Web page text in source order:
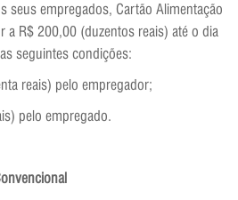
seus empregados, Cartão Alimentação
a R$ 200,00 (duzentos reais) até o dia
seguintes condições:
reais) pelo empregador;
pelo empregado.